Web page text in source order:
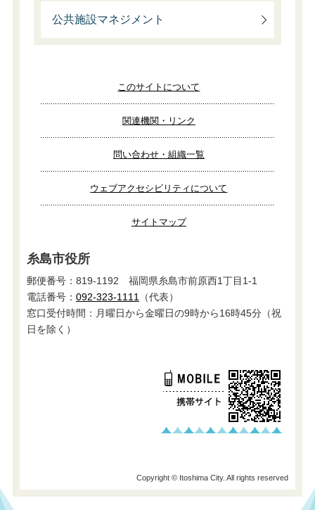
公共施設マネジメント
このサイトについて
関連機関・リンク
問い合わせ・組織一覧
ウェブアクセシビリティについて
サイトマップ
糸島市役所
郵便番号：819-1192 福岡県糸島市前原西1丁目1-1
電話番号： 092-323-1111（代表）
窓口受付時間：月曜日から金曜日の9時から16時45分（祝
日を除く）
Copyright © Itoshima City. All rights reserved